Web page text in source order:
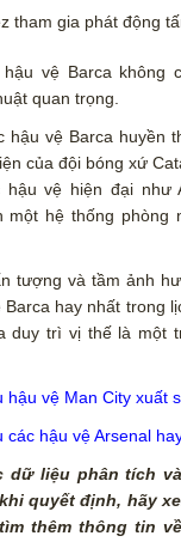
tham gia phát động
vệ Barca không
quan trọng.
hậu vệ Barca huyền
của đội bóng xứ
hậu vệ hiện đại như
một hệ thống phòng
tượng và tầm ảnh
hay nhất trong
duy trì vị thế là một
hậu vệ Man City xuất
các hậu vệ Arsenal
dữ liệu phân tích
quyết định, hãy
thêm thông tin